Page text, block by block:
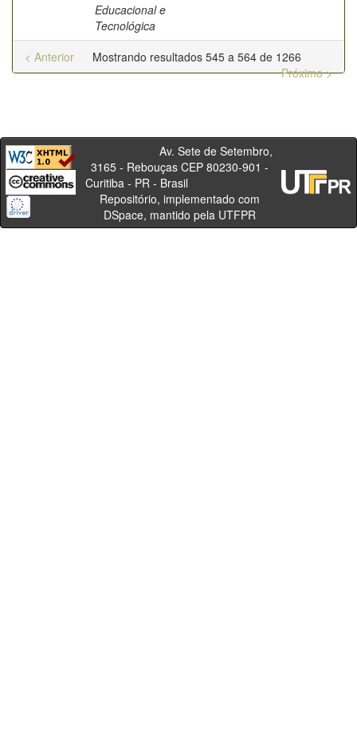
Educacional e
Tecnológica
Mostrando resultados 545 a 564 de 1266
< Anterior
Próximo >
Av. Sete de Setembro,
3165 - Rebouças CEP 80230-901 -
Curitiba - PR - Brasil
Repositório, implementado com
DSpace, mantido pela UTFPR